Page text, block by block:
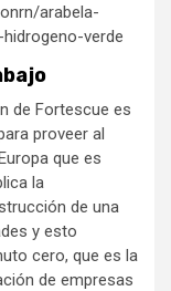
arabela-
verde
de Fortescue es
proveer al
que es
la
de una
y esto
cero, que es la
de empresas